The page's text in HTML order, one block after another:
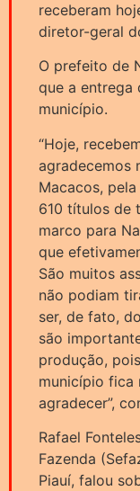
receberam
diretor-geral
O prefeito de
que a entrega
município.
“Hoje,
agradecemos
Macacos,
610 títulos de
marco para
que
São muitos
não podiam
ser, de fato,
são
produção,
município fica
agradecer”,
Rafael
Fazenda
Piauí, falou